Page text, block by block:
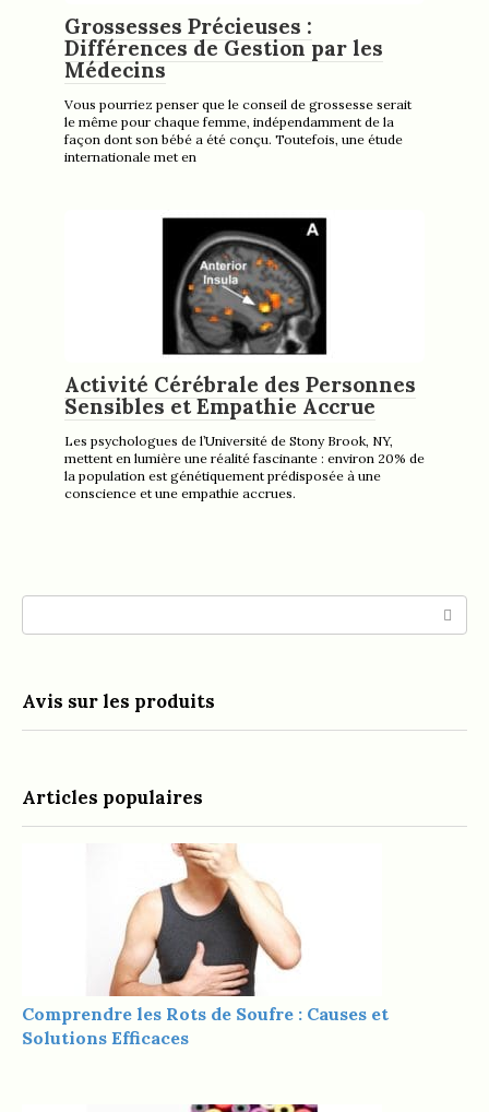
Grossesses Précieuses :
Différences de Gestion par les
Médecins
Vous pourriez penser que le conseil de grossesse serait
le même pour chaque femme, indépendamment de la
façon dont son bébé a été conçu. Toutefois, une étude
internationale met en
Activité Cérébrale des Personnes
Sensibles et Empathie Accrue
Les psychologues de l’Université de Stony Brook, NY,
mettent en lumière une réalité fascinante : environ 20% de
la population est génétiquement prédisposée à une
conscience et une empathie accrues.
Avis sur les produits
Articles populaires
Comprendre les Rots de Soufre : Causes et
Solutions Efficaces